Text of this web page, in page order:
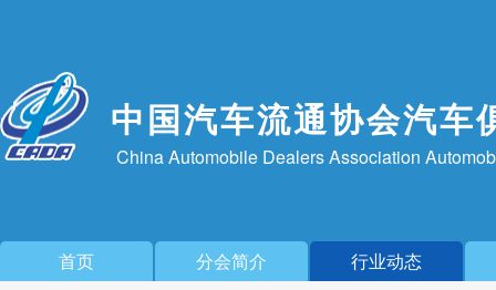
中国汽车流通协会汽车
China Automobile Dealers Association
首页 分会简介 行业动态